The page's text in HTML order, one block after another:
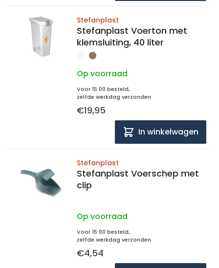
Stefanplast
Stefanplast Voerton met
klemsluiting, 40 liter
Op voorraad
Voor 15:00 besteld,
zelfde werkdag verzonden
€19,95
In winkelwagen
Stefanplast
Stefanplast Voerschep met
clip
Op voorraad
Voor 15:00 besteld,
zelfde werkdag verzonden
€4,54